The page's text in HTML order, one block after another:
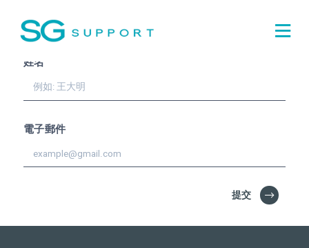
訂閱並且收到我們的
月刊!
姓名
電子郵件
提交